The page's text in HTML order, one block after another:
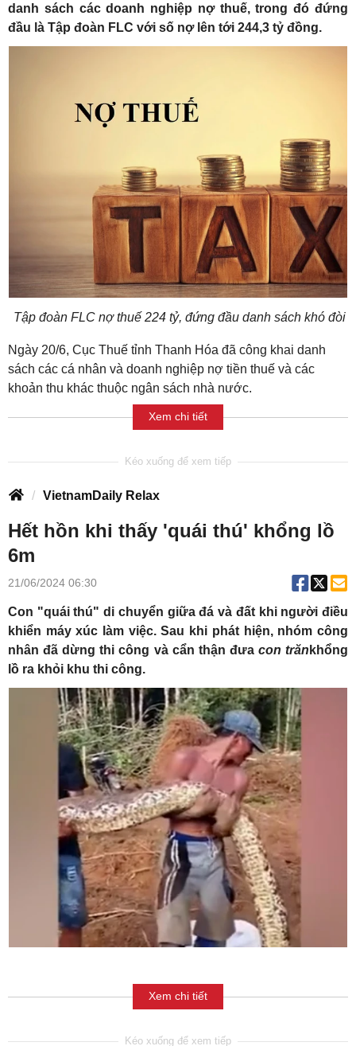
danh sách các doanh nghiệp nợ thuế, trong đó đứng
đầu là Tập đoàn FLC với số nợ lên tới 244,3 tỷ đồng.
Tập đoàn FLC nợ thuế 224 tỷ, đứng đầu danh sách khó đòi
Ngày 20/6, Cục Thuế tỉnh Thanh Hóa đã công khai danh
sách các cá nhân và doanh nghiệp nợ tiền thuế và các
khoản thu khác thuộc ngân sách nhà nước.
Xem chi tiết
VietnamDaily Relax
Hết hồn khi thấy 'quái thú' khổng lồ
6m
21/06/2024 06:30
Con "quái thú" di chuyển giữa đá và đất khi người điều
khiển máy xúc làm việc. Sau khi phát hiện, nhóm công
nhân đã dừng thi công và cẩn thận đưa con trăn khổng
lồ ra khỏi khu thi công.
Xem chi tiết